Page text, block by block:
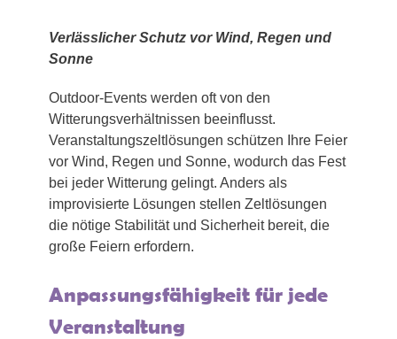
Verlässlicher Schutz vor Wind, Regen und
Sonne
Outdoor-Events werden oft von den
Witterungsverhältnissen beeinflusst.
Veranstaltungszeltlösungen schützen Ihre Feier
vor Wind, Regen und Sonne, wodurch das Fest
bei jeder Witterung gelingt. Anders als
improvisierte Lösungen stellen Zeltlösungen
die nötige Stabilität und Sicherheit bereit, die
große Feiern erfordern.
Anpassungsfähigkeit für jede
Veranstaltung